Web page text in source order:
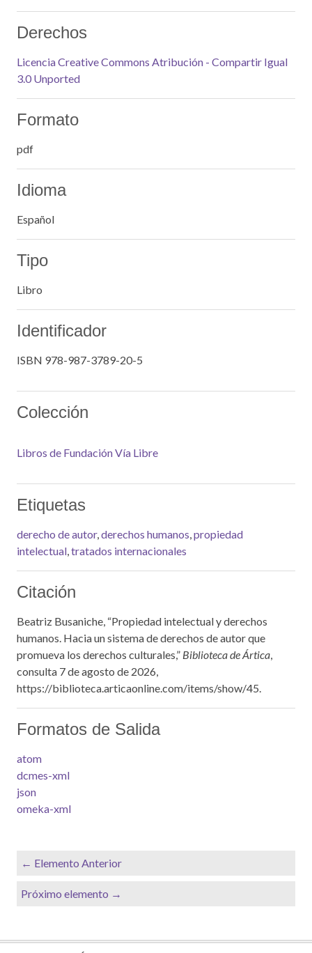
Derechos
Licencia Creative Commons Atribución - Compartir Igual
3.0 Unported
Formato
pdf
Idioma
Español
Tipo
Libro
Identificador
ISBN 978-987-3789-20-5
Colección
Libros de Fundación Vía Libre
Etiquetas
derecho de autor,derechos humanos,propiedad
intelectual,tratados internacionales
Citación
Beatriz Busaniche, “Propiedad intelectual y derechos
humanos. Hacia un sistema de derechos de autor que
promueva los derechos culturales,” Biblioteca de Ártica,
consulta 7 de agosto de 2026,
https://biblioteca.articaonline.com/items/show/45.
Formatos de Salida
atom
dcmes-xml
json
omeka-xml
← Elemento Anterior
Próximo elemento →